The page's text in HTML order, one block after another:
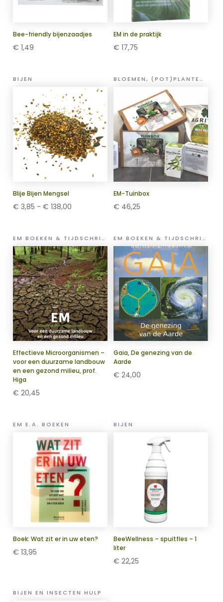
Bee-friendly bijenzaadjes
€ 1,49
EM in de praktijk
€ 17,75
BIJEN
Blije Bijen Mengsel
€ 3,85 - € 138,00
€ 138,00
BLOEMEN, (POT)PLANTEN EN GROENTEN
EM-Tuinbox
€ 46,25
EM BOEKEN & TIJDSCHRIFTEN
Effectieve Microorganismen –
voor een duurzame landbouw
en een gezond milieu, prof.
Higa
€ 20,45
EM BOEKEN & TIJDSCHRIFTEN
Gaia, De genezing van de
Aarde
€ 24,00
EM E.A. BOEKEN
Boek: Wat zit er in uw eten?
€ 13,95
BIJEN
BeeWellness – spuitfles – 1
liter
€ 22,25
BIJEN EN INSECTEN HULP